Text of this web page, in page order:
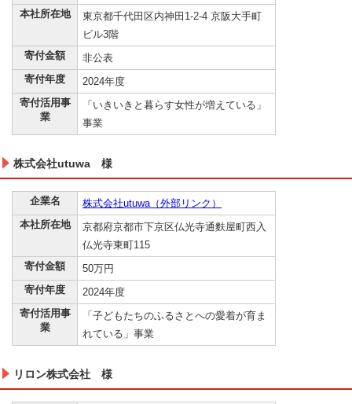
本社所在地
東京都千代田区内神田1-2-4 京阪大手町
ビル3階
寄付金額
非公表
寄付年度
2024年度
寄付活用事
業
「いきいきと暮らす女性が増えている」
事業
株式会社utuwa 様
企業名
株式会社utuwa（外部リンク）
本社所在地
京都府京都市下京区仏光寺通麩屋町西入
仏光寺東町115
寄付金額
50万円
寄付年度
2024年度
寄付活用事
業
「子どもたちのふるさとへの愛着が育ま
れている」事業
リロン株式会社 様